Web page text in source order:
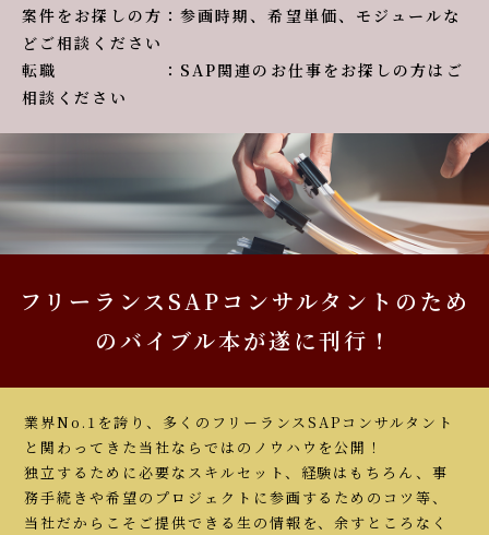
案件をお探しの方：参画時期、希望単価、モジュールな
どご相談ください
転職 ：SAP関連のお仕事をお探しの方はご
相談ください
フリーランスSAPコンサルタントのため
のバイブル本が遂に刊行！
業界No.1を誇り、多くのフリーランスSAPコンサルタント
と関わってきた当社ならではのノウハウを公開！
独立するために必要なスキルセット、経験はもちろん、事
務手続きや希望のプロジェクトに参画するためのコツ等、
当社だからこそご提供できる生の情報を、余すところなく